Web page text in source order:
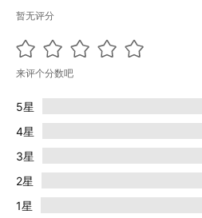
暂无评分
来评个分数吧
5星
4星
3星
2星
1星